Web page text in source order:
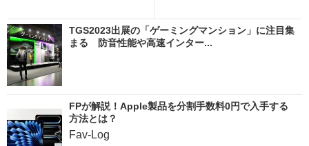
TGS2023出展の「ゲーミングマンション」に注目集
まる 防音性能や高速インター...
FPが解説！Apple製品を分割手数料0円で入手する
方法とは？
Fav-Log